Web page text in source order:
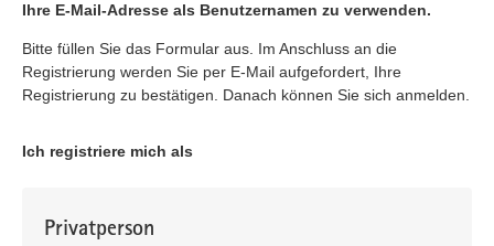
Ihre E-Mail-Adresse als Benutzernamen zu verwenden.
Bitte füllen Sie das Formular aus. Im Anschluss an die
Registrierung werden Sie per E-Mail aufgefordert, Ihre
Registrierung zu bestätigen. Danach können Sie sich anmelden.
Ich registriere mich als
Privatperson